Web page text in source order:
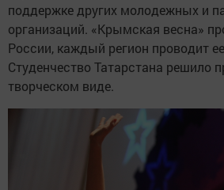
поддержке других молодежных и
организаций. «Крымская весна»
России, каждый регион проводит
Студенчество Татарстана решило
творческом виде.